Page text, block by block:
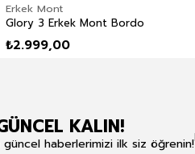
Erkek Mont
Glory 3 Erkek Mont Bordo
₺2.999,00
KALIN!
haberlerimizi ilk siz öğrenin!